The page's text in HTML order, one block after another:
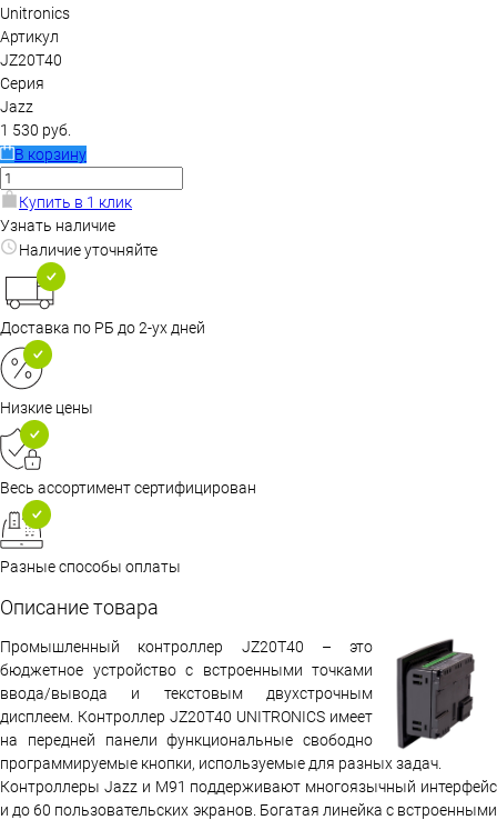
Unitronics
Артикул
JZ20T40
Серия
Jazz
1 530 руб.
В корзину
Купить в 1 клик
Узнать наличие
Наличие уточняйте
Доставка по РБ до 2-ух дней
Низкие цены
Весь ассортимент сертифицирован
Разные способы оплаты
Описание товара
Промышленный контроллер JZ20T40 – это
бюджетное устройство с встроенными точками
ввода/вывода и текстовым двухстрочным
дисплеем. Контроллер JZ20T40 UNITRONICS имеет
на передней панели функциональные свободно
программируемые кнопки, используемые для разных задач.
Контроллеры Jazz и M91 поддерживают многоязычный интерфейс
и до 60 пользовательских экранов. Богатая линейка с встроенными